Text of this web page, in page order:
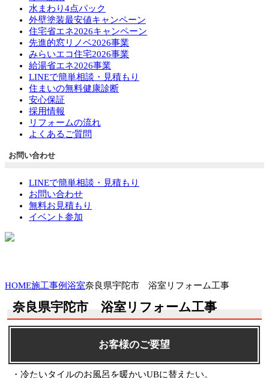
水まわり4点パック
外壁塗装最安値キャンペーン
住宅省エネ2026キャンペーン
先進的窓リノベ2026事業
みらいエコ住宅2026事業
給湯省エネ2026事業
LINEで簡単相談・見積もり
住まいの無料健康診断
安心保証
採用情報
リフォームの流れ
よくあるご質問
お問い合わせ
LINEで簡単相談・見積もり
お問い合わせ
無料お見積もり
イベント参加
HOME施工事例浴室奈良県宇陀市 浴室リフォーム工事
奈良県宇陀市 浴室リフォーム工事
お客様のご要望
・冷たいタイルのお風呂を暖かいUBに替えたい。